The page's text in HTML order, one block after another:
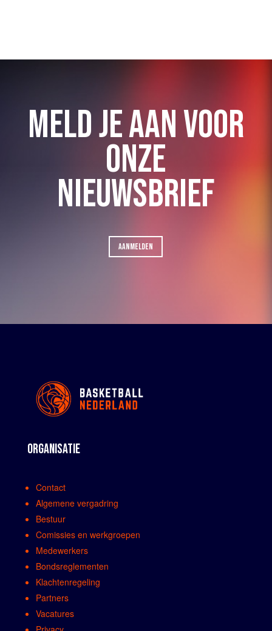
MELD JE AAN VOOR
ONZE
NIEUWSBRIEF
AANMELDEN
ORGANISATIE
Contact
Algemene vergadring
Bestuur
Comissies en werkgroepen
Medewerkers
Bondsreglementen
Klachtenregeling
Partners
Vacatures